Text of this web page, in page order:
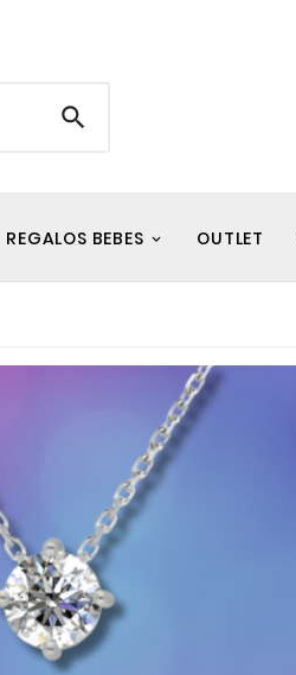

REGALOS BEBES OUTLET